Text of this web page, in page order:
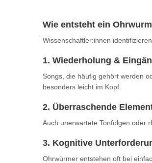
Wie entsteht ein
Wissenschaftler:innen
1. Wiederholung &
Songs, die häufig gehört werden
besonders leicht im Kopf.
2. Überraschende
Auch unerwartete Tonfolgen oder
3. Kognitive
Ohrwürmer entstehen oft bei